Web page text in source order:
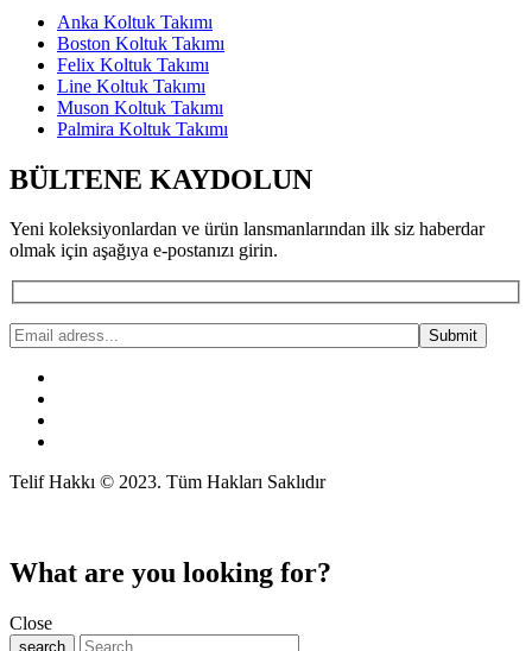
Anka Koltuk Takımı
Boston Koltuk Takımı
Felix Koltuk Takımı
Line Koltuk Takımı
Muson Koltuk Takımı
Palmira Koltuk Takımı
BÜLTENE KAYDOLUN
Yeni koleksiyonlardan ve ürün lansmanlarından ilk siz haberdar
olmak için aşağıya e-postanızı girin.
Telif Hakkı © 2023. Tüm Hakları Saklıdır
What are you looking for?
Close
search